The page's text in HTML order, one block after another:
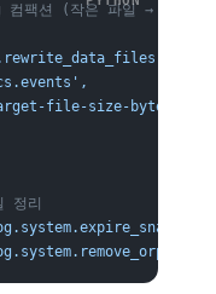
팩션 (작은 파일 → 큰 파
file-size-bytes',
정리